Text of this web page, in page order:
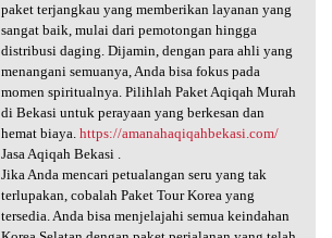
paket terjangkau yang memberikan layanan yang
sangat baik, mulai dari pemotongan hingga
distribusi daging. Dijamin, dengan para ahli yang
menangani semuanya, Anda bisa fokus pada
momen spiritualnya. Pilihlah Paket Aqiqah Murah
di Bekasi untuk perayaan yang berkesan dan
hemat biaya. https://amanahaqiqahbekasi.com/
Jasa Aqiqah Bekasi .
Jika Anda mencari petualangan seru yang tak
terlupakan, cobalah Paket Tour Korea yang
tersedia. Anda bisa menjelajahi semua keindahan